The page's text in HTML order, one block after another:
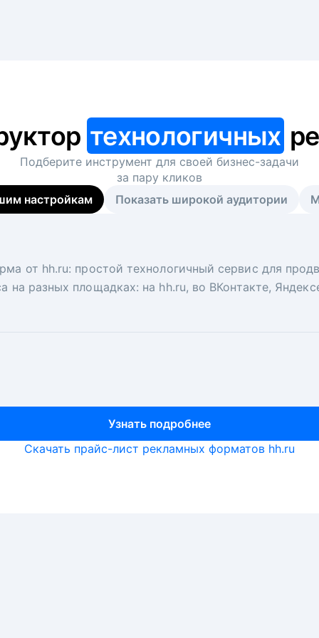
технологичных
Подберите инструмент для своей бизнес-задачи
за пару кликов
настройкам
Показать широкой аудитории
от hh.ru: простой технологичный сервис для
на разных площадках: на hh.ru, во ВКонтакте,
Узнать подробнее
вакансий на главной странице hh.ru.
ключ. Решите, сколько кандидатов и когда вам
рекрутеры и проектные менеджеры hh.ru с
Узнать подробнее
Скачать прайс-лист рекламных форматов hh.ru